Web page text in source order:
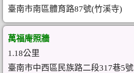
臺南市南區體育路87號(竹溪寺)
萬福庵照牆
1.18公里
臺南市中西區民族路二段317巷5號